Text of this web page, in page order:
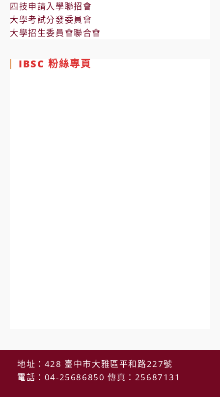
四技申請入學聯招會
大學考試分發委員會
大學招生委員會聯合會
IBSC 粉絲專頁
地址：428 臺中市大雅區平和路227號
電話：04-25686850 傳真：25687131